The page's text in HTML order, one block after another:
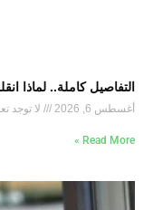
التفاصيل كاملة.. لماذا
أغسطس 6, 2026 لا توجد
Read More »